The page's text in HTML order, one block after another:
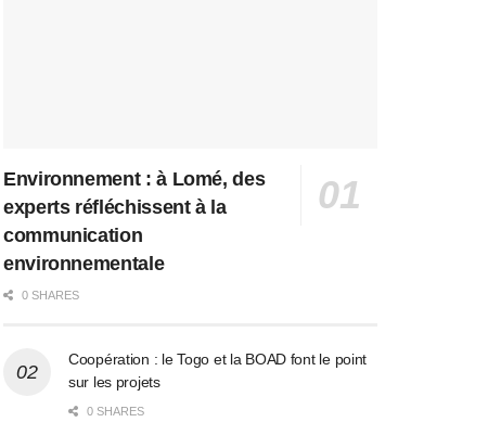
Environnement : à Lomé, des
experts réfléchissent à la
communication
environnementale
0 SHARES
Coopération : le Togo et la BOAD font le point
sur les projets
0 SHARES